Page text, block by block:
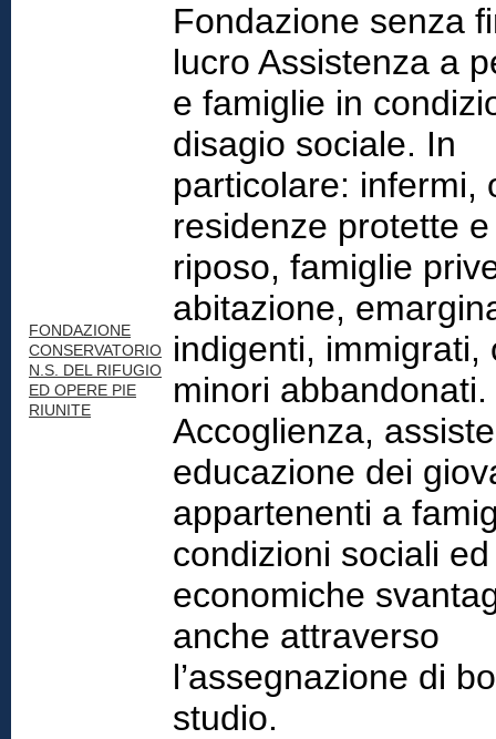
FONDAZIONE
CONSERVATORIO
N.S. DEL RIFUGIO
ED OPERE PIE
RIUNITE
Fondazione senza
lucro Assistenza a
e famiglie in
disagio sociale. In
particolare: infermi,
residenze protette
riposo, famiglie
abitazione,
indigenti, immigrati,
minori abbandonati.
Accoglienza,
educazione dei
appartenenti a
condizioni sociali ed
economiche
anche attraverso
l’assegnazione di
studio.